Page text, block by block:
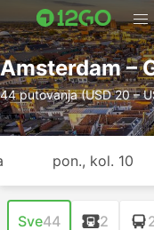
Amsterdam –
44 putovanja (USD 20 –
pon., kol. 10
Sve44 2